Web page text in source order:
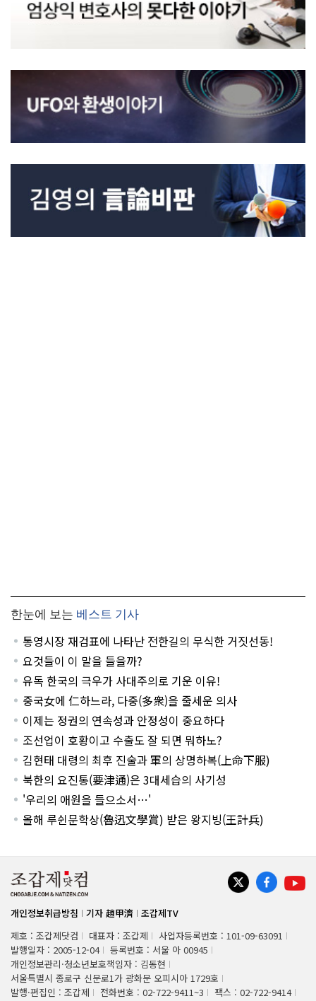
한눈에 보는 베스트 기사
통영시장 재검표에 나타난 전한길의 무식한 거짓선동!
요것들이 이 말을 들을까?
유독 한국의 극우가 사대주의로 기운 이유!
중국女에 仁하느라, 다중(多衆)을 줄세운 의사
이제는 정권의 연속성과 안정성이 중요하다
조선업이 호황이고 수출도 잘 되면 뭐하노?
김현태 대령의 최후 진술과 軍의 상명하복(上命下服)
북한의 요진통(要津通)은 3대세습의 사기성
'우리의 애원을 들으소서…'
올해 루쉰문학상(魯迅文學賞) 받은 왕지빙(王計兵)
개인정보취급방침 기자 趙甲濟
조갑제TV
제호 : 조갑제닷컴
대표자 : 조갑제
사업자등록번호 : 101-09-63091
발행일자 : 2005-12-04
등록번호 : 서울 아 00945
개인정보관리·청소년보호책임자 : 김동현
서울특별시 종로구 신문로1가 광화문 오피시아 1729호
발행·편집인 : 조갑제
전화번호 : 02-722-9411~3
팩스 : 02-722-9414